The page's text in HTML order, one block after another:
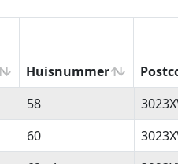
Huisnummer
Huisnummer
58
60